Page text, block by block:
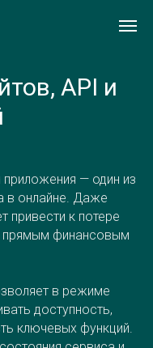
API и
— один из
в онлайне. Даже
привести к потере
прямым финансовым
в режиме
доступность,
ключевых функций.